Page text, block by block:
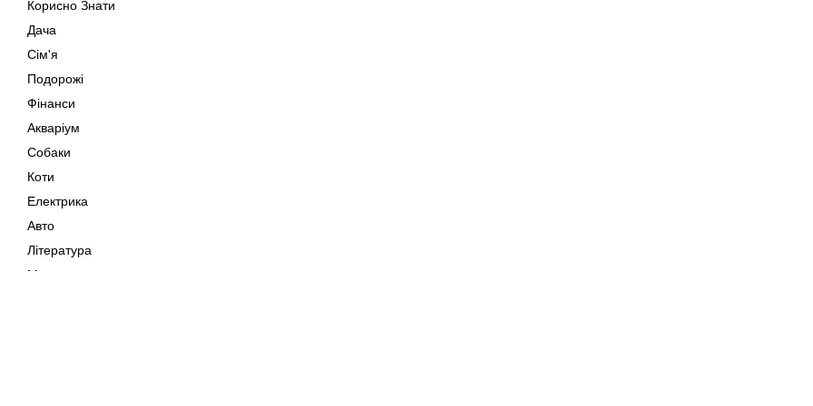
Корисно Знати
Дача
Сім'я
Подорожі
Фінанси
Акваріум
Собаки
Коти
Електрика
Авто
Література
Музика